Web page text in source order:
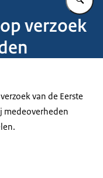
verzoek
van de Eerste
medeoverheden